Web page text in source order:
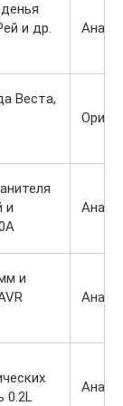
и др.
Веста,
и
и
0.2L